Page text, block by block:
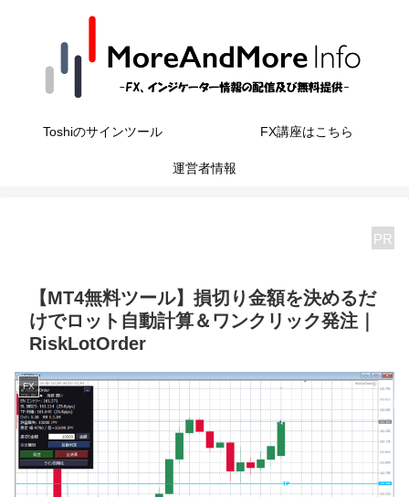
Toshiのサインツール FX講座はこちら
運営者情報
PR
【MT4無料ツール】損切り金額を決めるだ
けでロット自動計算＆ワンクリック発注｜
RiskLotOrder
FX